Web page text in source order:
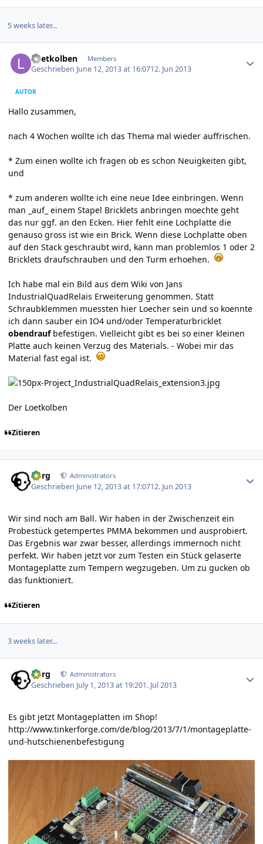
5 weeks later...
Loetkolben Members
Geschrieben June 12, 2013 at 16:0712. Jun 2013
AUTOR
Hallo zusammen,
nach 4 Wochen wollte ich das Thema mal wieder auffrischen.
* Zum einen wollte ich fragen ob es schon Neuigkeiten gibt,
und
* zum anderen wollte ich eine neue Idee einbringen. Wenn
man _auf_ einem Stapel Bricklets anbringen moechte geht
das nur ggf. an den Ecken. Hier fehlt eine Lochplatte die
genauso gross ist wie ein Brick. Wenn diese Lochplatte oben
auf den Stack geschraubt wird, kann man problemlos 1 oder 2
Bricklets draufschrauben und den Turm erhoehen.
Ich habe mal ein Bild aus dem Wiki von Jans
IndustrialQuadRelais Erweiterung genommen. Statt
Schraubklemmen muessten hier Loecher sein und so koennte
ich dann sauber ein IO4 und/oder Temperaturbricklet
obendraufbefestigen. Vielleicht gibt es bei so einer kleinen
Platte auch keinen Verzug des Materials. - Wobei mir das
Material fast egal ist.
Der Loetkolben
Zitieren
borg Administrators
Geschrieben June 12, 2013 at 17:0712. Jun 2013
Wir sind noch am Ball. Wir haben in der Zwischenzeit ein
Probestück getempertes PMMA bekommen und ausprobiert.
Das Ergebnis war zwar besser, allerdings immernoch nicht
perfekt. Wir haben jetzt vor zum Testen ein Stück gelaserte
Montageplatte zum Tempern wegzugeben. Um zu gucken ob
das funktioniert.
Zitieren
3 weeks later...
borg Administrators
Geschrieben July 1, 2013 at 19:201. Jul 2013
Es gibt jetzt Montageplatten im Shop!
http://www.tinkerforge.com/de/blog/2013/7/1/montageplatte-
und-hutschienenbefestigung